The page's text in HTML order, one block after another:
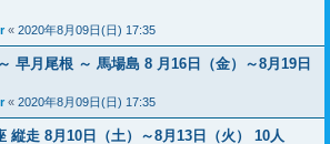
« 2020年8月09日(日) 17:35
早月尾根 ～ 馬場島 8 月16日（金）～8月19日
« 2020年8月09日(日) 17:35
縦走 8月10日（土）～8月13日（火） 10人